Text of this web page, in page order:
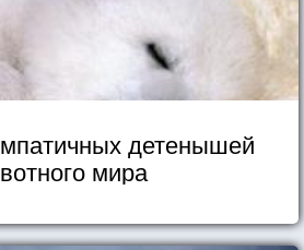
детенышей
мира